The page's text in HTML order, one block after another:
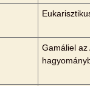
Gamáliel az